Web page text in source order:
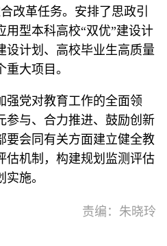
改革任务。安排了思政引
用型本科高校“双优”建设计
设计划、高校毕业生高质量
大项目。
强党对教育工作的全面领
参与、合力推进、鼓励创新
要会同有关方面建立健全教
估机制，构建规划监测评估
施。
责编：朱晓玲